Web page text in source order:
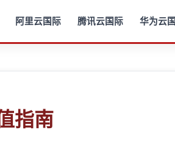
阿里云国际 腾讯云国际 华为云
指南